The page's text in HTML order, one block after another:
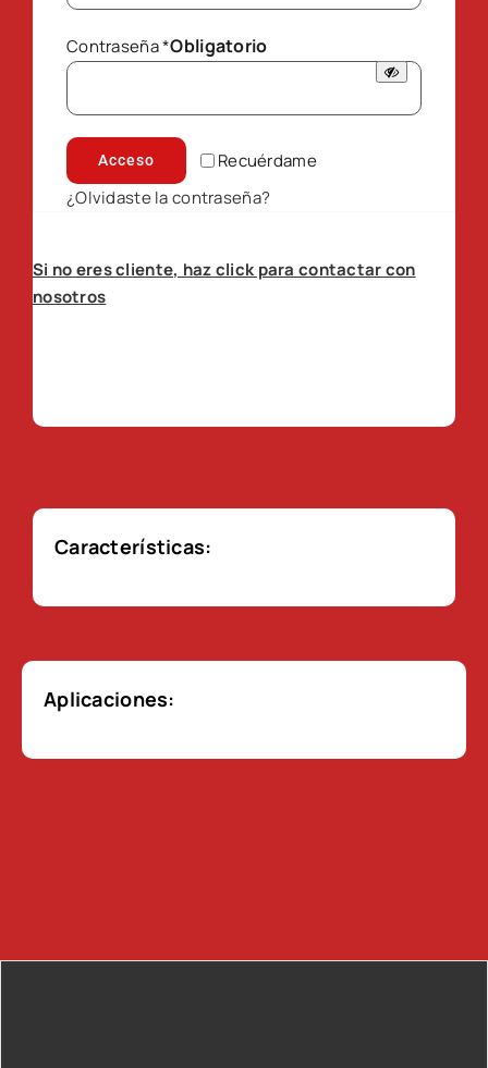
Contraseña*Obligatorio
Recuérdame
Acceso
¿Olvidaste la contraseña?
Si no eres cliente, haz click para contactar con
nosotros
Características:
Aplicaciones: